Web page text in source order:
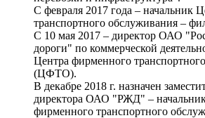
С февраля 2017 года – начальник
транспортного обслуживания –
С 10 мая 2017 – директор ОАО
дороги" по коммерческой
Центра фирменного
(ЦФТО).
В декабре 2018 г. назначен
директора ОАО "РЖД" –
фирменного транспортного